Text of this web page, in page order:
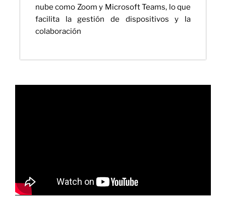
nube como Zoom y Microsoft Teams, lo que
facilita la gestión de dispositivos y la
colaboración